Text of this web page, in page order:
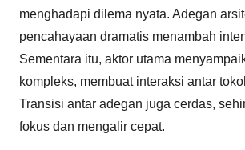
menghadapi dilema nyata. Adegan
pencahayaan dramatis menambah
Sementara itu, aktor utama
kompleks, membuat interaksi antar
Transisi antar adegan juga cerdas,
fokus dan mengalir cepat.